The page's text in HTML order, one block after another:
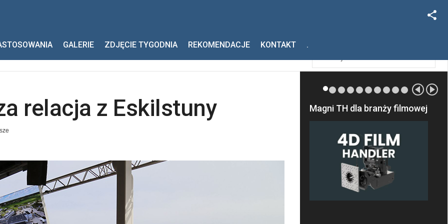
GALERIE ZDJĘCIE TYGODNIA REKOMENDACJE KONTAKT .
z Eskilstuny
relacja z Eskilstuny Magni TH dla branży filmowej